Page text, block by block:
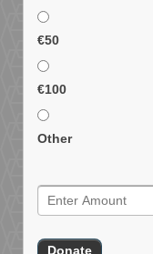
€50
€100
Other